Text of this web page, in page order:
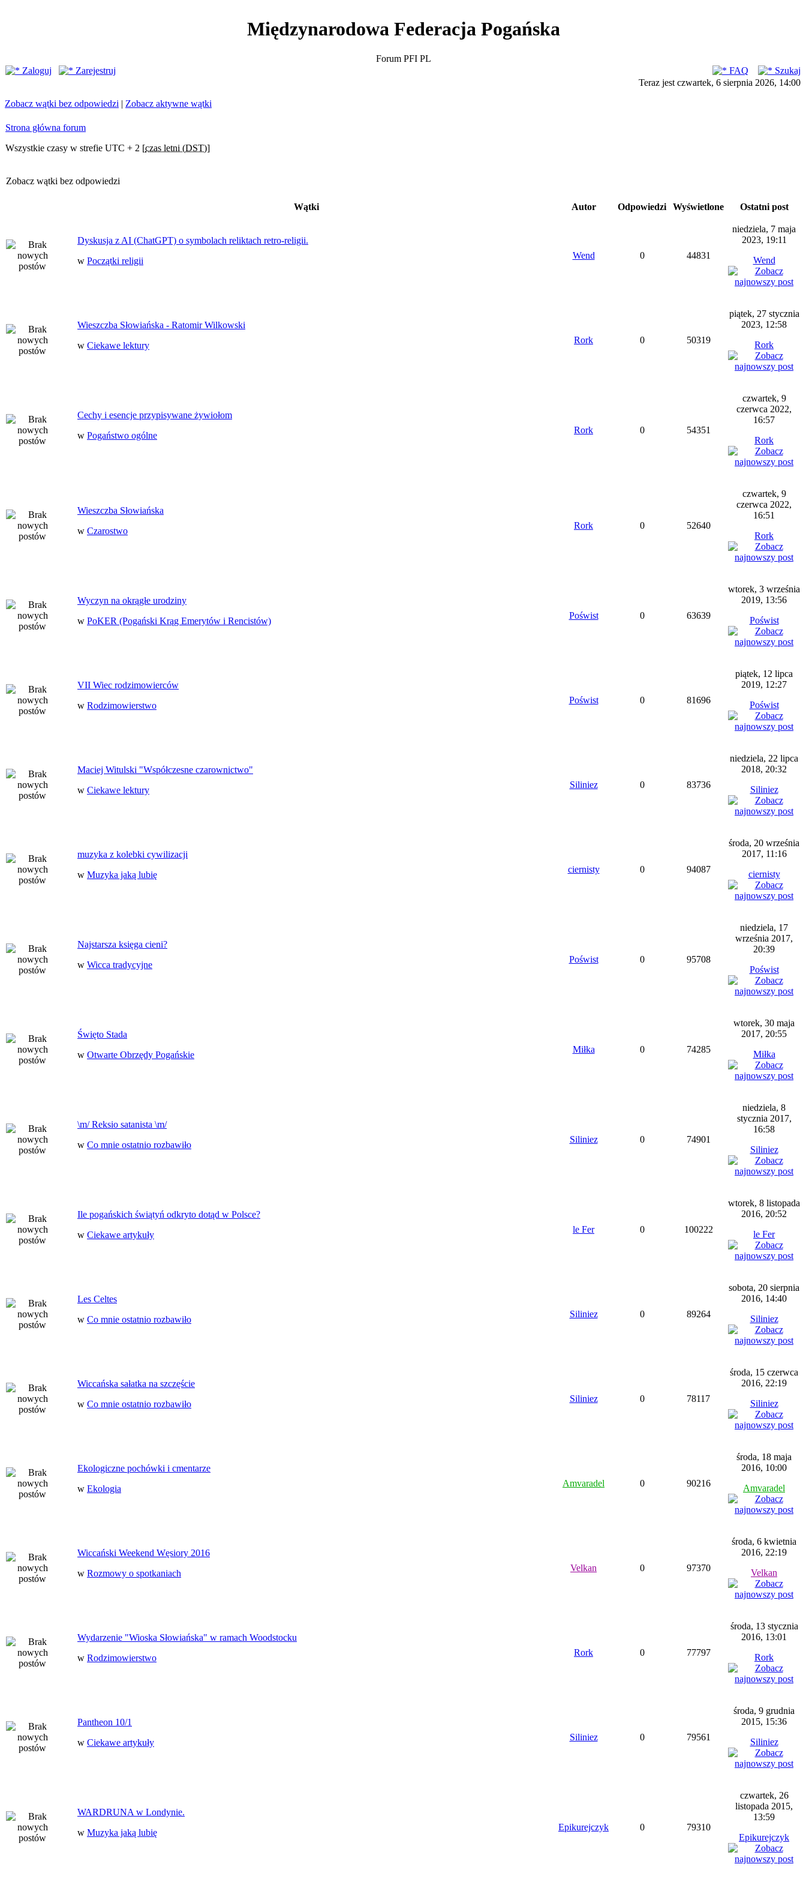
Międzynarodowa Federacja Pogańska
Forum PFI PL
Zaloguj
Zarejestruj FAQ
Szukaj
Teraz jest czwartek, 6 sierpnia 2026, 14:00
Zobacz wątki bez odpowiedzi | Zobacz aktywne wątki
Strona główna forum
Wszystkie czasy w strefie UTC + 2 [czas letni (DST)]
Zobacz wątki bez odpowiedzi
Wątki Autor Odpowiedzi Wyświetlone Ostatni post
Dyskusja z AI (ChatGPT) o symbolach reliktach retro-religii.
w Początki religii
Wend 0 44831
niedziela, 7 maja
2023, 19:11
Wend
Wieszczba Słowiańska - Ratomir Wilkowski
w Ciekawe lektury
Rork 0 50319
piątek, 27 stycznia
2023, 12:58
Rork
Cechy i esencje przypisywane żywiołom
w Pogaństwo ogólne
Rork 0 54351
czwartek, 9
czerwca 2022,
16:57
Rork
Wieszczba Słowiańska
w Czarostwo
Rork 0 52640
czwartek, 9
czerwca 2022,
16:51
Rork
Wyczyn na okrągłe urodziny
w PoKER (Pogański Krąg Emerytów i Rencistów)
Poświst 0 63639
wtorek, 3 września
2019, 13:56
Poświst
VII Wiec rodzimowierców
w Rodzimowierstwo
Poświst 0 81696
piątek, 12 lipca
2019, 12:27
Poświst
Maciej Witulski "Współczesne czarownictwo"
w Ciekawe lektury
Siliniez 0 83736
niedziela, 22 lipca
2018, 20:32
Siliniez
muzyka z kolebki cywilizacji
w Muzyka jaką lubię
ciernisty 0 94087
środa, 20 września
2017, 11:16
ciernisty
Najstarsza księga cieni?
w Wicca tradycyjne
Poświst 0 95708
niedziela, 17
września 2017,
20:39
Poświst
Święto Stada
w Otwarte Obrzędy Pogańskie
Miłka 0 74285
wtorek, 30 maja
2017, 20:55
Miłka
\m/ Reksio satanista \m/
w Co mnie ostatnio rozbawiło
Siliniez 0 74901
niedziela, 8
stycznia 2017,
16:58
Siliniez
Ile pogańskich świątyń odkryto dotąd w Polsce?
w Ciekawe artykuły
le Fer 0 100222
wtorek, 8 listopada
2016, 20:52
le Fer
Les Celtes
w Co mnie ostatnio rozbawiło
Siliniez 0 89264
sobota, 20 sierpnia
2016, 14:40
Siliniez
Wiccańska sałatka na szczęście
w Co mnie ostatnio rozbawiło
Siliniez 0 78117
środa, 15 czerwca
2016, 22:19
Siliniez
Ekologiczne pochówki i cmentarze
w Ekologia
Amvaradel 0 90216
środa, 18 maja
2016, 10:00
Amvaradel
Wiccański Weekend Węsiory 2016
w Rozmowy o spotkaniach
Velkan 0 97370
środa, 6 kwietnia
2016, 22:19
Velkan
Wydarzenie "Wioska Słowiańska" w ramach Woodstocku
w Rodzimowierstwo
Rork 0 77797
środa, 13 stycznia
2016, 13:01
Rork
Pantheon 10/1
w Ciekawe artykuły
Siliniez 0 79561
środa, 9 grudnia
2015, 15:36
Siliniez
WARDRUNA w Londynie.
w Muzyka jaką lubię
Epikurejczyk 0 79310
czwartek, 26
listopada 2015,
13:59
Epikurejczyk